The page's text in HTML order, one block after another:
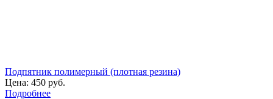
Подпятник полимерный (плотная резина)
Цена: 450 руб.
Подробнее